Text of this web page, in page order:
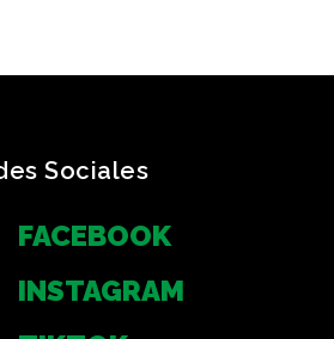
Sociales
FACEBOOK
INSTAGRAM